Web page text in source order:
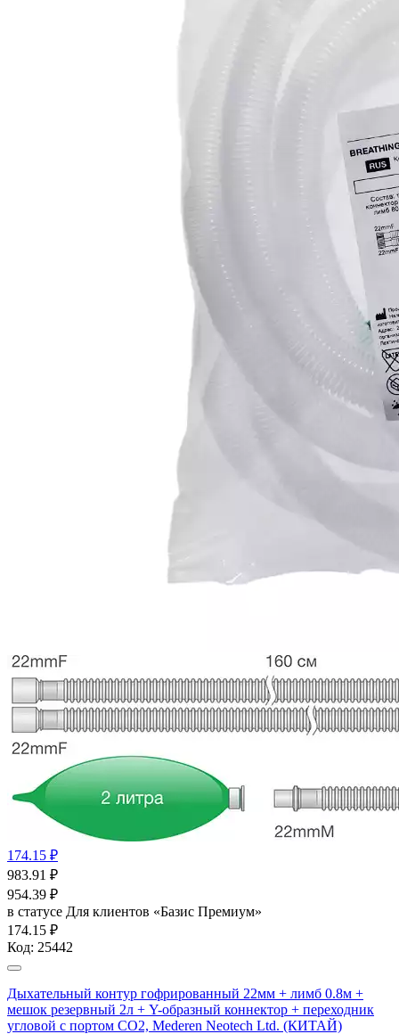
174.15 ₽
983.91 ₽
954.39 ₽
в статусе Для клиентов «Базис Премиум»
174.15 ₽
Код: 25442
Дыхательный контур гофрированный 22мм + лимб 0.8м +
мешок резервный 2л + Y-образный коннектор + переходник
угловой с портом СО2, Mederen Neotech Ltd. (КИТАЙ)